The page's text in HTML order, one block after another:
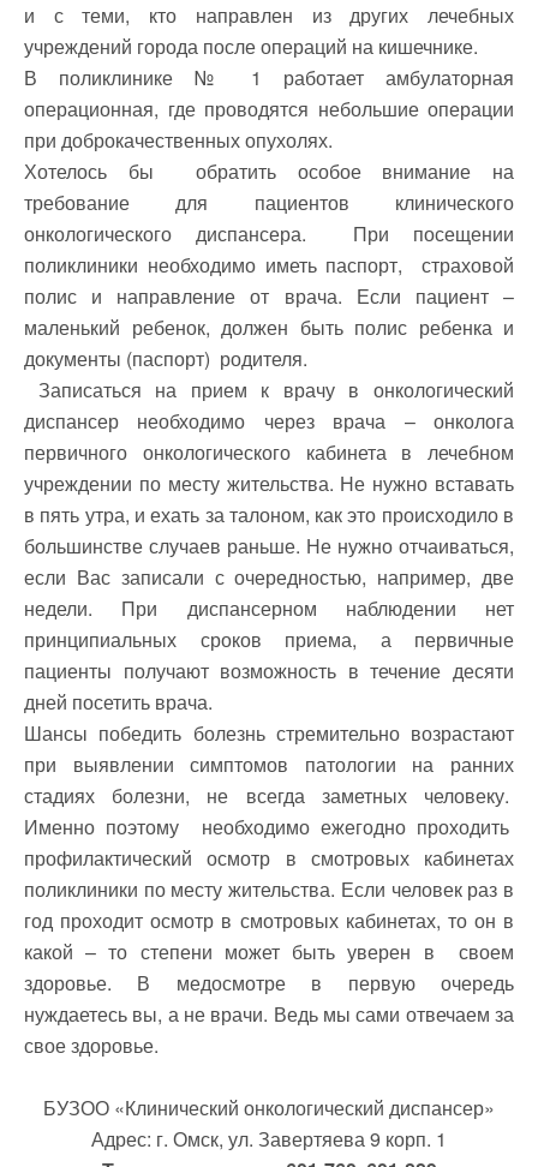
и с теми, кто направлен из других лечебных
учреждений города после операций на кишечнике.
В поликлинике № 1 работает амбулаторная
операционная, где проводятся небольшие операции
при доброкачественных опухолях.
Хотелось бы обратить особое внимание на
требование для пациентов клинического
онкологического диспансера. При посещении
поликлиники необходимо иметь паспорт, страховой
полис и направление от врача. Если пациент –
маленький ребенок, должен быть полис ребенка и
документы (паспорт) родителя.
Записаться на прием к врачу в онкологический
диспансер необходимо через врача – онколога
первичного онкологического кабинета в лечебном
учреждении по месту жительства. Не нужно вставать
в пять утра, и ехать за талоном, как это происходило в
большинстве случаев раньше. Не нужно отчаиваться,
если Вас записали с очередностью, например, две
недели. При диспансерном наблюдении нет
принципиальных сроков приема, а первичные
пациенты получают возможность в течение десяти
дней посетить врача.
Шансы победить болезнь стремительно возрастают
при выявлении симптомов патологии на ранних
стадиях болезни, не всегда заметных человеку.
Именно поэтому необходимо ежегодно проходить
профилактический осмотр в смотровых кабинетах
поликлиники по месту жительства. Если человек раз в
год проходит осмотр в смотровых кабинетах, то он в
какой – то степени может быть уверен в своем
здоровье. В медосмотре в первую очередь
нуждаетесь вы, а не врачи. Ведь мы сами отвечаем за
свое здоровье.
БУЗОО «Клинический онкологический диспансер»
Адрес: г. Омск, ул. Завертяева 9 корп. 1